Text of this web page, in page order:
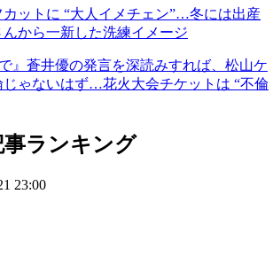
ットに “大人イメチェン”…冬には出産
から一新した洗練イメージ
』蒼井優の発言を深読みすれば、松山ケ
じゃないはず…花火大会チケットは “不倫
ランキング
23:00